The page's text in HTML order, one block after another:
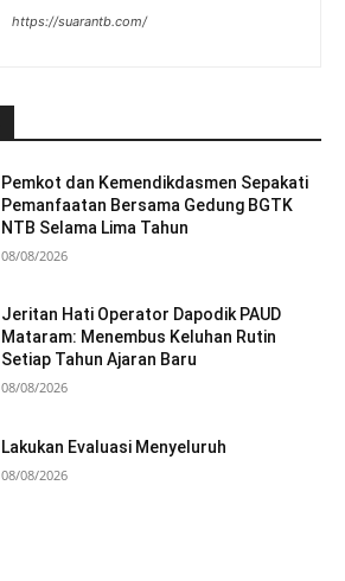
https://suarantb.com/
Pemkot dan Kemendikdasmen Sepakati
Pemanfaatan Bersama Gedung BGTK
NTB Selama Lima Tahun
08/08/2026
Jeritan Hati Operator Dapodik PAUD
Mataram: Menembus Keluhan Rutin
Setiap Tahun Ajaran Baru
08/08/2026
Lakukan Evaluasi Menyeluruh
08/08/2026